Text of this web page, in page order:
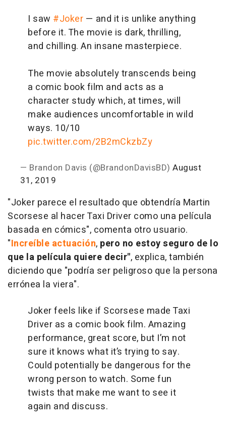
I saw #Joker — and it is unlike anything
before it. The movie is dark, thrilling,
and chilling. An insane masterpiece.
The movie absolutely transcends being
a comic book film and acts as a
character study which, at times, will
make audiences uncomfortable in wild
ways. 10/10
pic.twitter.com/2B2mCkzbZy
— Brandon Davis (@BrandonDavisBD) August
31, 2019
"Joker parece el resultado que obtendría Martin
Scorsese al hacer Taxi Driver como una película
basada en cómics", comenta otro usuario.
"Increíble actuación, pero no estoy seguro de lo
que la película quiere decir", explica, también
diciendo que "podría ser peligroso que la persona
errónea la viera".
Joker feels like if Scorsese made Taxi
Driver as a comic book film. Amazing
performance, great score, but I’m not
sure it knows what it’s trying to say.
Could potentially be dangerous for the
wrong person to watch. Some fun
twists that make me want to see it
again and discuss.